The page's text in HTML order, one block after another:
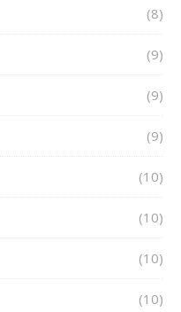
(8)
(9)
(9)
(9)
(10)
(10)
(10)
(10)